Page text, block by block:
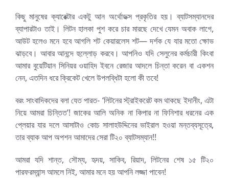
কিছু মানুষের ক্যারেক্টার একটু আন অর্থোডক্স প্রকৃতির হয়। ব্যাটসম্যানদের
ব্যাপারটাও তাই। লিটন হালকা পুশ করে চার মারছে দেখে যেমন অবাক লাগে,
আউট হলেও মনে হবে আগলি শট কেয়ারলেস শট— দর্শক যে যার মতো ক্ষোভ
ঝাড়বে। আবার আনন্দে হুল্লোড় করবে। আপনিও যদি সেলুনের কর্মচারী কিংবা
আমার বুয়েটিয়ান সিনিয়র ওয়াহিদ ইবনে রেজার আদলে চিন্তা করেন বা একশন
নেন, এতদিন ধরে ক্রিকেট খেলে উপলব্ধিটা হলো কী তবে!
বরং সাংবাদিকদের বলা যেত পারত- ‘লিটনের স্ট্রাইকরেট কম থাকছে ইদানীং, এটা
নিয়ে আমরা চিন্তিত’! জাকের আলি অনিক না কিপার না ফিনিশার ধরনের এক
প্লেয়ার যার দলে আসাটাও কোচ সালাহউদ্দিনের ভাইরাল হওয়া মন্তব্যসূত্রে,
তার ব্যাক আপ অপশন আমাদের সেরা টি২০ ব্যাটসম্যান!!
আমরা যদি শান্ত, সৌম্য, হৃদয়, সাকিব, রিয়াদ, লিটনের শেষ ১৫ টি২০
পারফরম্যান্স আমলে নিই, আমার মনে হয় আপনি লজ্জা পাবেন!